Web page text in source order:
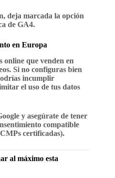
deja marcada la opción
de GA4.
en Europa
online que venden en
Si no configuras bien
incumplir
el uso de tus datos
y asegúrate de tener
compatible
certificadas).
al máximo esta